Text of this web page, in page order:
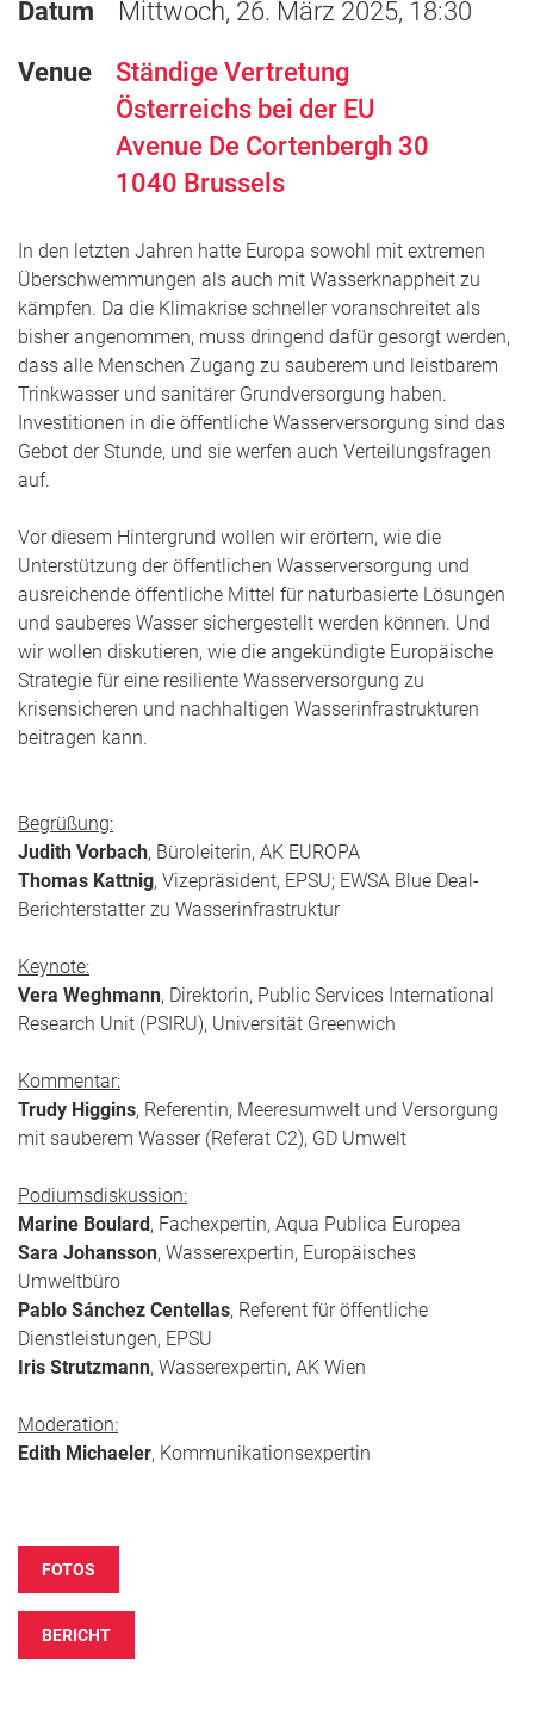
Datum Mittwoch, 26. März 2025, 18:30
Venue
Ständige Vertretung
Österreichs bei der EU
Avenue De Cortenbergh 30
1040 Brussels
In den letzten Jahren hatte Europa sowohl mit extremen
Überschwemmungen als auch mit Wasserknappheit zu
kämpfen. Da die Klimakrise schneller voranschreitet als
bisher angenommen, muss dringend dafür gesorgt werden,
dass alle Menschen Zugang zu sauberem und leistbarem
Trinkwasser und sanitärer Grundversorgung haben.
Investitionen in die öffentliche Wasserversorgung sind das
Gebot der Stunde, und sie werfen auch Verteilungsfragen
auf.
Vor diesem Hintergrund wollen wir erörtern, wie die
Unterstützung der öffentlichen Wasserversorgung und
ausreichende öffentliche Mittel für naturbasierte Lösungen
und sauberes Wasser sichergestellt werden können. Und
wir wollen diskutieren, wie die angekündigte Europäische
Strategie für eine resiliente Wasserversorgung zu
krisensicheren und nachhaltigen Wasserinfrastrukturen
beitragen kann.
Begrüßung:
Judith Vorbach, Büroleiterin, AK EUROPA
Thomas Kattnig, Vizepräsident, EPSU; EWSA Blue Deal-
Berichterstatter zu Wasserinfrastruktur
Keynote:
Vera Weghmann, Direktorin, Public Services International
Research Unit (PSIRU), Universität Greenwich
Kommentar:
Trudy Higgins, Referentin, Meeresumwelt und Versorgung
mit sauberem Wasser (Referat C2), GD Umwelt
Podiumsdiskussion:
Marine Boulard, Fachexpertin, Aqua Publica Europea
Sara Johansson, Wasserexpertin, Europäisches
Umweltbüro
Pablo Sánchez Centellas, Referent für öffentliche
Dienstleistungen, EPSU
Iris Strutzmann, Wasserexpertin, AK Wien
Moderation:
Edith Michaeler, Kommunikationsexpertin
FOTOS
BERICHT